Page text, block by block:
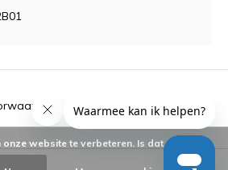
RSS-feed Sitemap
website te verbeteren. Is dat akkoord?